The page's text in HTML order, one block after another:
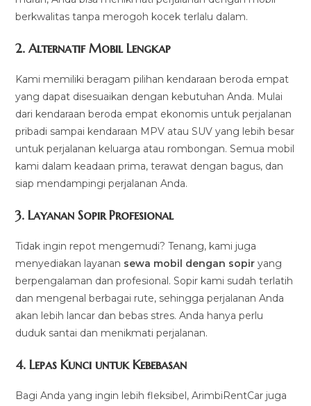
berkwalitas tanpa merogoh kocek terlalu dalam.
2. Alternatif Mobil Lengkap
Kami memiliki beragam pilihan kendaraan beroda empat
yang dapat disesuaikan dengan kebutuhan Anda. Mulai
dari kendaraan beroda empat ekonomis untuk perjalanan
pribadi sampai kendaraan MPV atau SUV yang lebih besar
untuk perjalanan keluarga atau rombongan. Semua mobil
kami dalam keadaan prima, terawat dengan bagus, dan
siap mendampingi perjalanan Anda.
3.Layanan Sopir Profesional
Tidak ingin repot mengemudi? Tenang, kami juga
menyediakan layanan sewa mobil dengan sopir yang
berpengalaman dan profesional. Sopir kami sudah terlatih
dan mengenal berbagai rute, sehingga perjalanan Anda
akan lebih lancar dan bebas stres. Anda hanya perlu
duduk santai dan menikmati perjalanan.
4.Lepas Kunci untuk Kebebasan
Bagi Anda yang ingin lebih fleksibel, ArimbiRentCar juga